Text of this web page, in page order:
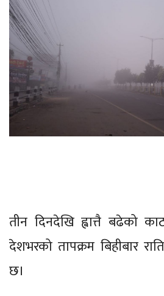
तीन दिनदेखि ह्वात्तै बढेको
देशभरको तापक्रम बिहीबार
छ।